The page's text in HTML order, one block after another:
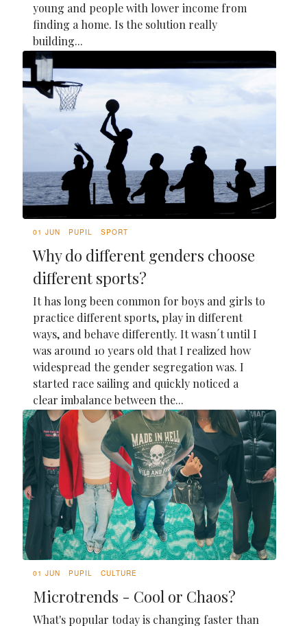
young and people with lower income from
finding a home. Is the solution really
building...
01 JUN PUPIL SPORT
Why do different genders choose
different sports?
It has long been common for boys and girls to
practice different sports, play in different
ways, and behave differently. It wasn´t until I
was around 10 years old that I realized how
widespread the gender segregation was. I
started race sailing and quickly noticed a
clear imbalance between the...
01 JUN PUPIL CULTURE
Microtrends - Cool or Chaos?
What's popular today is changing faster than